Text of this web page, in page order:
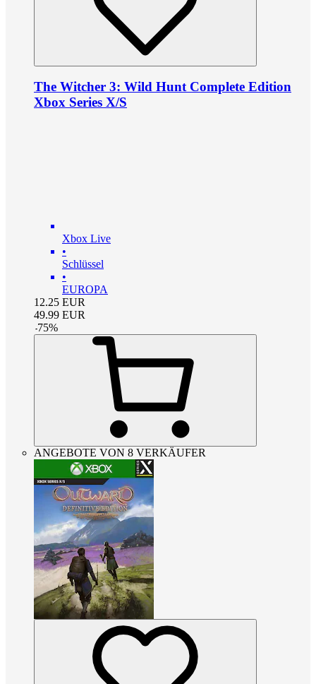
The Witcher 3: Wild Hunt Complete Edition
Xbox Series X/S
Xbox Live
•
Schlüssel
•
EUROPA
12.25 EUR
49.99 EUR
-75%
ANGEBOTE VON 8 VERKÄUFER